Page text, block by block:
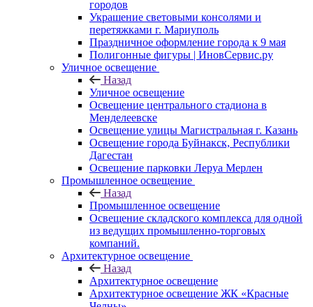
городов
Украшение световыми консолями и
перетяжками г. Мариуполь
Праздничное оформление города к 9 мая
Полигонные фигуры | ИновСервис.ру
Уличное освещение
Назад
Уличное освещение
Освещение центрального стадиона в
Менделеевске
Освещение улицы Магистральная г. Казань
Освещение города Буйнакск, Республики
Дагестан
Освещение парковки Леруа Мерлен
Промышленное освещение
Назад
Промышленное освещение
Освещение складского комплекса для одной
из ведущих промышленно-торговых
компаний.
Архитектурное освещение
Назад
Архитектурное освещение
Архитектурное освещение ЖК «Красные